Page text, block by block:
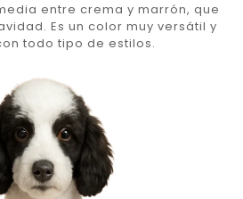
entre crema y marrón, que
Es un color muy versátil y
todo tipo de estilos.